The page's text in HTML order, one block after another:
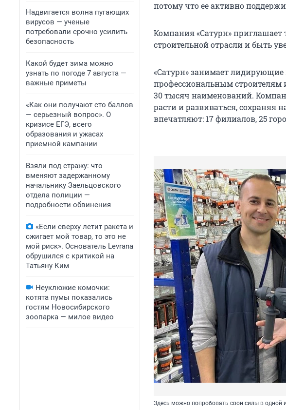
Надвигается волна пугающих
вирусов — ученые
потребовали срочно усилить
безопасность
Какой будет зима можно
узнать по погоде 7 августа —
важные приметы
«Как они получают сто баллов
— серьезный вопрос». О
кризисе ЕГЭ, всего
образования и ужасах
приемной кампании
Взяли под стражу: что
вменяют задержанному
начальнику Заельцовского
отдела полиции —
подробности обвинения
«Если сверху летит ракета и
сжигает мой товар, то это не
мой риск». Основатель Levrana
обрушился с критикой на
Татьяну Ким
Неуклюжие комочки:
котята пумы показались
гостям Новосибирского
зоопарка — милое видео
потому что ее активно
Компания «Сатурн» приглашает
строительной отрасли и быть
«Сатурн» занимает
профессиональным строителям
30 тысяч наименований.
расти и развиваться, сохраняя
впечатляют: 17 филиалов, 25
Здесь можно попробовать свои силы в одной